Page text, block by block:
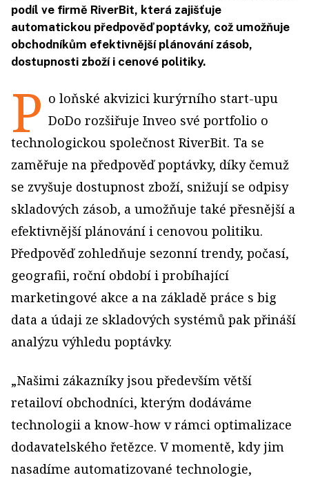
podíl ve firmě RiverBit, která zajišťuje
automatickou předpověď poptávky, což umožňuje
obchodníkům efektivnější plánování zásob,
dostupnosti zboží i cenové politiky.
P o loňské akvizici kurýrního start-upu
DoDo rozšiřuje Inveo své portfolio o
technologickou společnost RiverBit. Ta se
zaměřuje na předpověď poptávky, díky čemuž
se zvyšuje dostupnost zboží, snižují se odpisy
skladových zásob, a umožňuje také přesnější a
efektivnější plánování i cenovou politiku.
Předpověď zohledňuje sezonní trendy, počasí,
geografii, roční období i probíhající
marketingové akce a na základě práce s big
data a údaji ze skladových systémů pak přináší
analýzu výhledu poptávky.
„Našimi zákazníky jsou především větší
retailoví obchodníci, kterým dodáváme
technologii a know-how v rámci optimalizace
dodavatelského řetězce. V momentě, kdy jim
nasadíme automatizované technologie,